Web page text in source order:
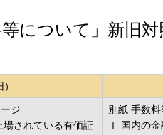
等について」新旧
ジ
されている有価証
別紙 手数
Ⅰ 国内の